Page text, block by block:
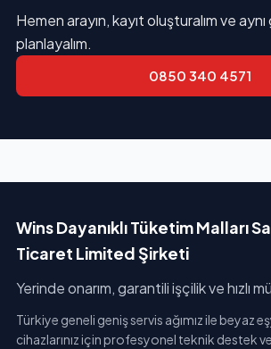
Hemen arayın, kayıt oluşturalım ve
planlayalım.
0850 340 4571
Wins Dayanıklı Tüketim Malları
Ticaret Limited Şirketi
Yerinde onarım, garantili işçilik ve hızlı
Türkiye geneli geniş servis ağımız ile beyaz
cihazlarınız için profesyonel teknik destek